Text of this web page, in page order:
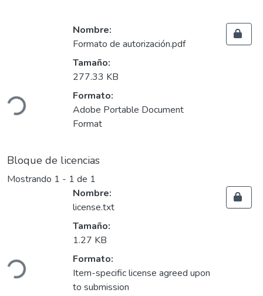
Cargando...
Nombre:
Formato de autorización.pdf
Tamaño:
277.33 KB
Formato:
Adobe Portable Document
Format
Bloque de licencias
Mostrando 1 - 1 de 1
Cargando...
Nombre:
license.txt
Tamaño:
1.27 KB
Formato:
Item-specific license agreed upon
to submission